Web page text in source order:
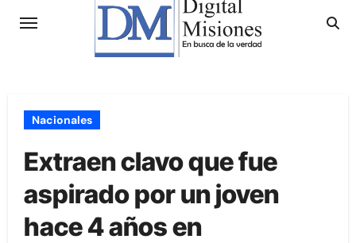
Nacionales
Extraen clavo que fue
aspirado por un joven
hace 4 años en